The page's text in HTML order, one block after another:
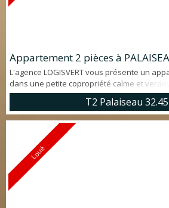
Appartement 2 pièces à
L'agence LOGISVERT vous présente un
dans une petite copropriété calme et
le quartier de LOZÈRE. Rénové
avec coin cuisine, une chambre, une salle
Lozère à moins de 10 min à pieds.
T2 Palaiseau
Loué